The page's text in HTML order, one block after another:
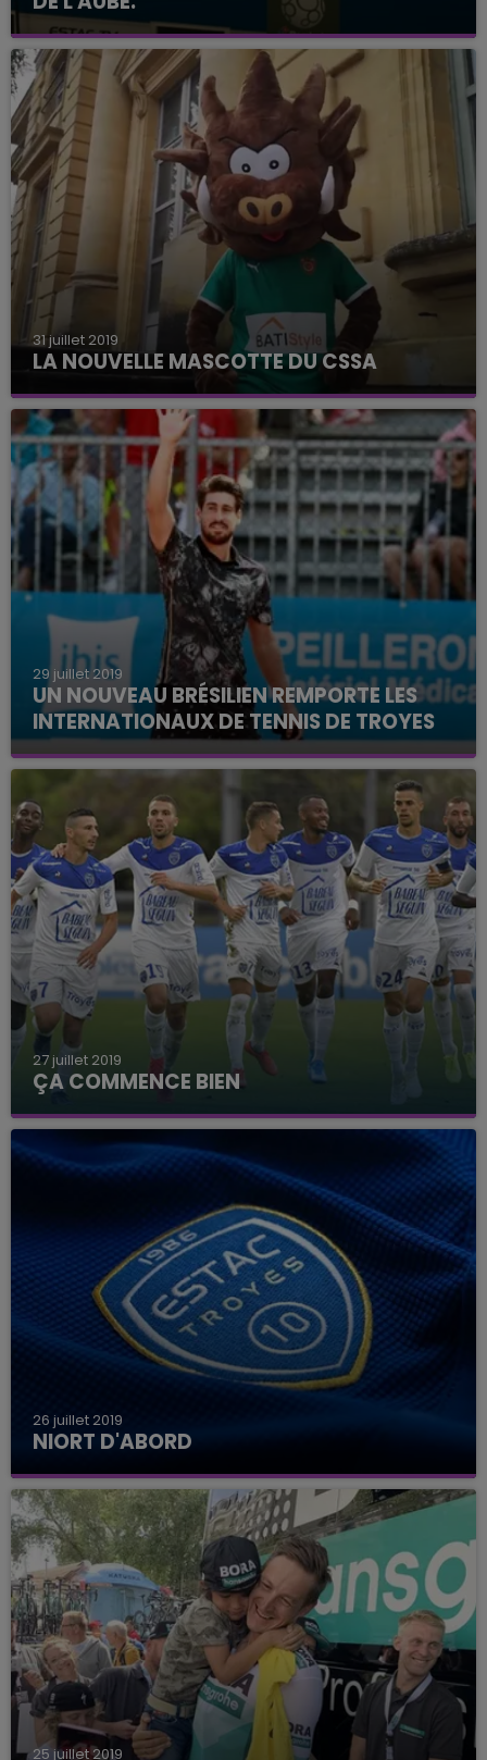
L'Estac reçoit Clermont-Ferrand pour son
premier match à la maison.
31 juillet 2019
LA NOUVELLE MASCOTTE DU CSSA
Appelez-le Dugo! Le sanglier est la nouvelle
mascotte du CS Sedan Ardennes.
29 juillet 2019
UN NOUVEAU BRÉSILIEN REMPORTE LES
INTERNATIONAUX DE TENNIS DE TROYES
Après Sant'Anna, Orlando Luz repart cette année
avec le c-ur de Troyes.
27 juillet 2019
ÇA COMMENCE BIEN
L'Estac débute sa saison par une victoire
26 juillet 2019
NIORT D'ABORD
L'Estac entame une nouvelle saison en Ligue 2
par un déplacement à Niort
25 juillet 2019